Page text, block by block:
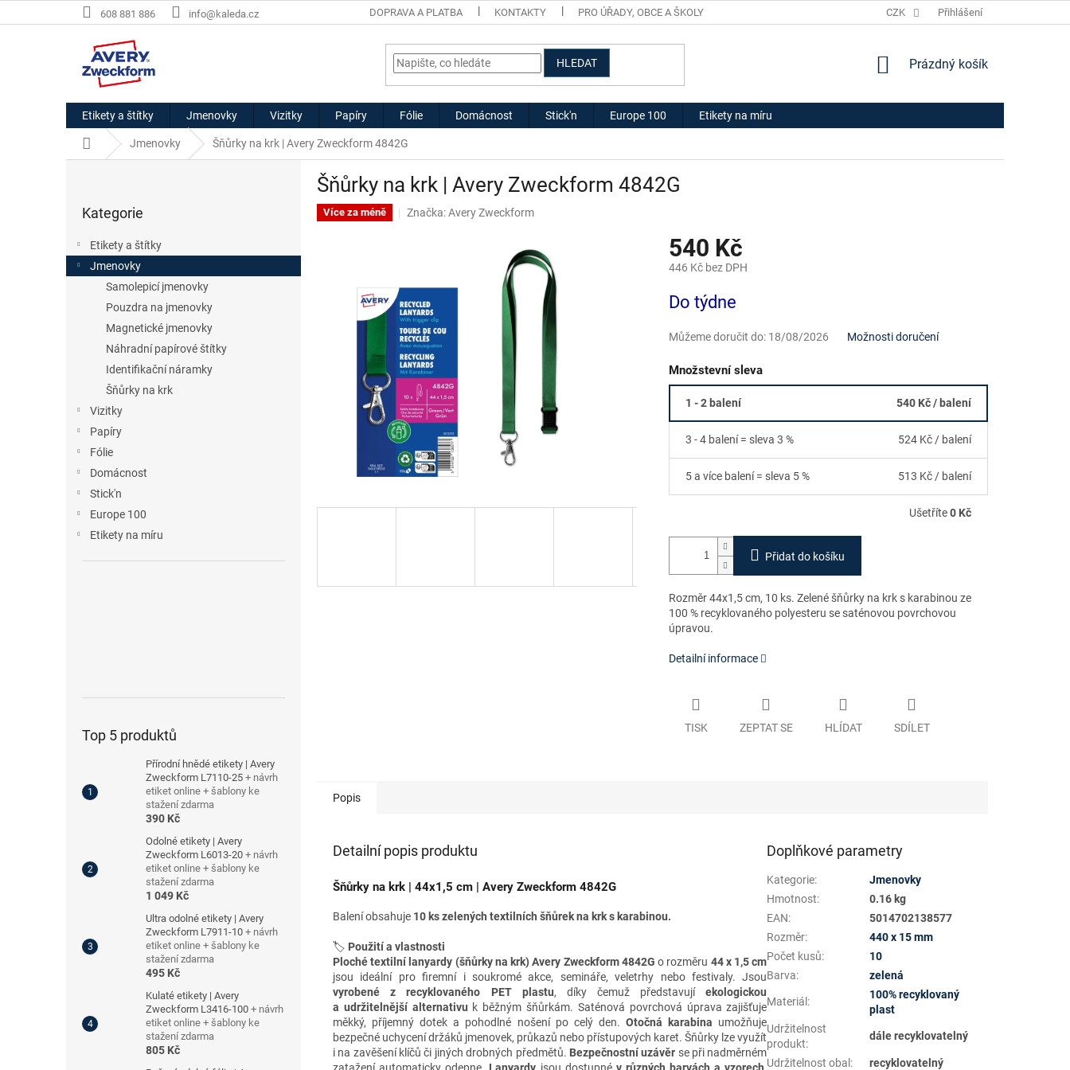
na
608 881 886 info@kaleda.cz DOPRAVA A PLATBA KONTAKTY PRO ÚŘADY, OBCE A ŠKOLY HODNOCENÍ OBCHODU
CZK Přihlášení
HLEDAT
NÁKUPNÍ
Prázdný košík
Etikety a štítky Jmenovky Vizitky Papíry Fólie Domácnost Stick'n Europe 100 Etikety na míru
Domů Jmenovky Šňůrky na krk | Avery Zweckform 4842G
a
n
kategorie
Kategorie
Etikety a štítky
Jmenovky
Samolepicí jmenovky
Pouzdra na jmenovky
Magnetické jmenovky
Náhradní papírové štítky
Identifikační náramky
Šňůrky na krk
Vizitky
Papíry
Fólie
Domácnost
Stick'n
Europe 100
Etikety na míru
Top 5 produktů
Přírodní hnědé etikety | Avery
Zweckform L7110-25 + návrh
etiket online + šablony ke
stažení zdarma
390 Kč
Odolné etikety | Avery
Zweckform L6013-20 + návrh
etiket online + šablony ke
stažení zdarma
1 049 Kč
Ultra odolné etikety | Avery
Zweckform L7911-10 + návrh
etiket online + šablony ke
stažení zdarma
495 Kč
Kulaté etikety | Avery
Zweckform L3416-100 + návrh
etiket online + šablony ke
stažení zdarma
805 Kč
Šňůrky na krk | Avery Zweckform 4842G
Více za méně Značka:Avery Zweckform
540 Kč
446 Kč bez DPH
cena:
Do týdne
Můžeme doručit do: 18/08/2026 Možnosti doručení
Množstevní sleva
1 - 2 balení 540 Kč/ balení
3 - 4 balení = sleva 3 % 524 Kč / balení
5 a více balení = sleva 5 % 513 Kč / balení
Ušetříte0 Kč
Přidat do košíku
Rozměr 44x1,5 cm, 10 ks. Zelené šňůrky na krk s karabinou ze
100 % recyklovaného polyesteru se saténovou povrchovou
úpravou.
Detailní informace
TISK ZEPTAT SE HLÍDAT SDÍLET
Popis
Detailní popis produktu
Šňůrky na krk | 44x1,5 cm | Avery Zweckform 4842G
Balení obsahuje 10 ks zelených textilních šňůrek na krk s karabinou.
🏷️ Použití a vlastnosti
Ploché textilní lanyardy (šňůrky na krk) Avery Zweckform 4842G o rozměru 44 x 1,5 cm
jsou ideální pro firemní i soukromé akce, semináře, veletrhy nebo festivaly. Jsou
vyrobené z recyklovaného PET plastu, díky čemuž představujíekologickou
a udržitelnější alternativu k běžným šňůrkám. Saténová povrchová úprava zajišťuje
měkký, příjemný dotek a pohodlné nošení po celý den.Otočná karabina umožňuje
bezpečné uchycení držáků jmenovek, průkazů nebo přístupových karet. Šňůrky lze využít
i na zavěšení klíčů či jiných drobných předmětů. Bezpečnostní uzávěr se při nadměrném
Doplňkové parametry
Kategorie:
Jmenovky
Hmotnost:
0.16 kg
EAN:
5014702138577
Rozměr:
440 x 15 mm
Počet kusů:
10
Barva: zelená
Materiál :
100% recyklovaný
plast
Udržitelnost
produkt:
dále recyklovatelný
Udržitelnost obal :
recyklovatelný